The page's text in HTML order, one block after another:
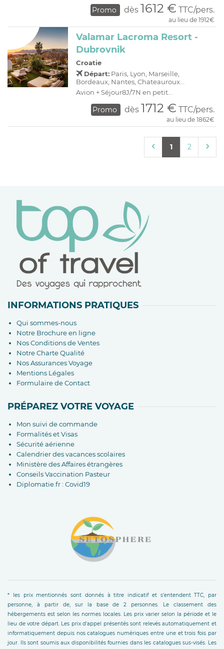
Promo dès 1612 € TTC/pers.
au lieu de 1912€
Valamar Lacroma Resort -
Dubrovnik
Croatie
Départ: Paris, Lyon, Marseille,
Bordeaux, Nantes, Chateauroux...
Avion + Séjour8J/7N en petit...
Promo dès 1712 € TTC/pers.
au lieu de 1862€
1 2
INFORMATIONS PRATIQUES
Qui sommes-nous
Notre Brochure en ligne
Nos Conditions de Ventes
Notre Charte Qualité
Nos Assurances Voyage
Mentions Légales
Formulaire de Contact
PRÉPAREZ VOTRE VOYAGE
Mon suivi de commande
Formalités et Visas
Sécurité aérienne
Calendrier des vacances scolaires
Ministère des Affaires étrangères
Conseils Vaccination Pasteur
Diplomatie.fr : Covid19
* les prix mentionnés sont donnés à titre indicatif et s'entendent TTC, par
personne, à partir de, sur la base de 2 personnes. Le classement des
hébergements est selon les normes locales. Les prix varier selon la période et le
lieu de votre départ. Les prix d'appel présentés sont relevés automatiquement et
informatiquement depuis nos catalogues numériques entre une et trois fois par
jour. Ils sont soumis aux disponibilités fournies dans les catalogues sus-visés. Les